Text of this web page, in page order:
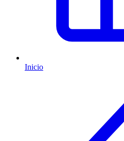
Inicio